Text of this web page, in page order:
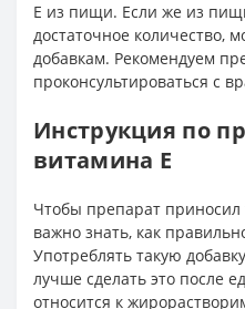
Е из пищи. Если же из
достаточное количество,
добавкам. Рекомендуем
проконсультироваться с
Инструкция по
витамина Е
Чтобы препарат приносил
важно знать, как
Употреблять такую
лучше сделать это после
относится к